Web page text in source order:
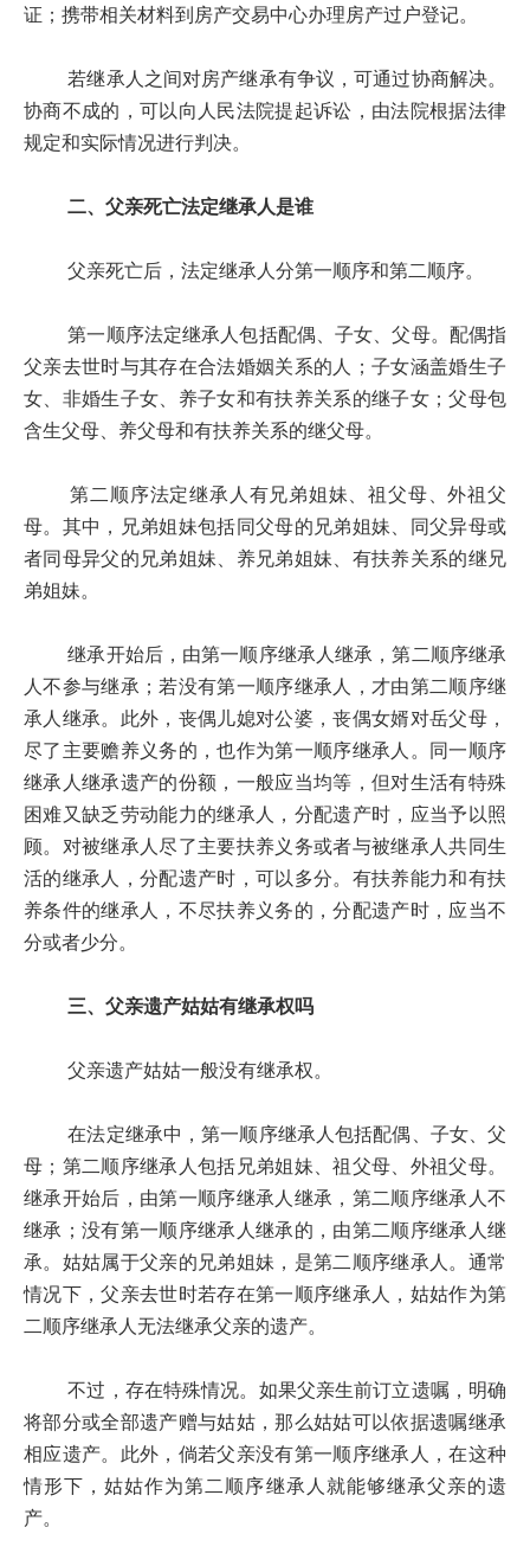
证；携带相关材料到房产交易中心办理房产过户登记。
若继承人之间对房产继承有争议，可通过协商解决。
协商不成的，可以向人民法院提起诉讼，由法院根据法律
规定和实际情况进行判决。
二、父亲死亡法定继承人是谁
父亲死亡后，法定继承人分第一顺序和第二顺序。
第一顺序法定继承人包括配偶、子女、父母。配偶指
父亲去世时与其存在合法婚姻关系的人；子女涵盖婚生子
女、非婚生子女、养子女和有扶养关系的继子女；父母包
含生父母、养父母和有扶养关系的继父母。
第二顺序法定继承人有兄弟姐妹、祖父母、外祖父
母。其中，兄弟姐妹包括同父母的兄弟姐妹、同父异母或
者同母异父的兄弟姐妹、养兄弟姐妹、有扶养关系的继兄
弟姐妹。
继承开始后，由第一顺序继承人继承，第二顺序继承
人不参与继承；若没有第一顺序继承人，才由第二顺序继
承人继承。此外，丧偶儿媳对公婆，丧偶女婿对岳父母，
尽了主要赡养义务的，也作为第一顺序继承人。同一顺序
继承人继承遗产的份额，一般应当均等，但对生活有特殊
困难又缺乏劳动能力的继承人，分配遗产时，应当予以照
顾。对被继承人尽了主要扶养义务或者与被继承人共同生
活的继承人，分配遗产时，可以多分。有扶养能力和有扶
养条件的继承人，不尽扶养义务的，分配遗产时，应当不
分或者少分。
三、父亲遗产姑姑有继承权吗
父亲遗产姑姑一般没有继承权。
在法定继承中，第一顺序继承人包括配偶、子女、父
母；第二顺序继承人包括兄弟姐妹、祖父母、外祖父母。
继承开始后，由第一顺序继承人继承，第二顺序继承人不
继承；没有第一顺序继承人继承的，由第二顺序继承人继
承。姑姑属于父亲的兄弟姐妹，是第二顺序继承人。通常
情况下，父亲去世时若存在第一顺序继承人，姑姑作为第
二顺序继承人无法继承父亲的遗产。
不过，存在特殊情况。如果父亲生前订立遗嘱，明确
将部分或全部遗产赠与姑姑，那么姑姑可以依据遗嘱继承
相应遗产。此外，倘若父亲没有第一顺序继承人，在这种
情形下，姑姑作为第二顺序继承人就能够继承父亲的遗
产。